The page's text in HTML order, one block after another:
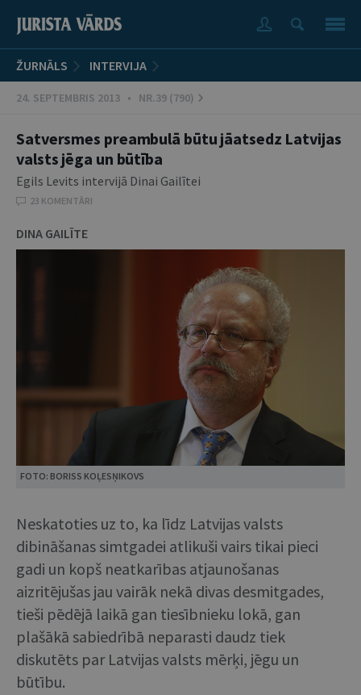
ŽURNĀLS INTERVIJA
24. SEPTEMBRIS 2013 • NR.39 (790)
Satversmes preambulā būtu jāatsedz Latvijas
valsts jēga un būtība
Egils Levits intervijā Dinai Gailītei
23 KOMENTĀRI
DINA GAILĪTE
FOTO: BORISS KOĻESŅIKOVS
Neskatoties uz to, ka līdz Latvijas valsts
dibināšanas simtgadei atlikuši vairs tikai pieci
gadi un kopš neatkarības atjaunošanas
aizritējušas jau vairāk nekā divas desmitgades,
tieši pēdējā laikā gan tiesībnieku lokā, gan
plašākā sabiedrībā neparasti daudz tiek
diskutēts par Latvijas valsts mērķi, jēgu un
būtību.